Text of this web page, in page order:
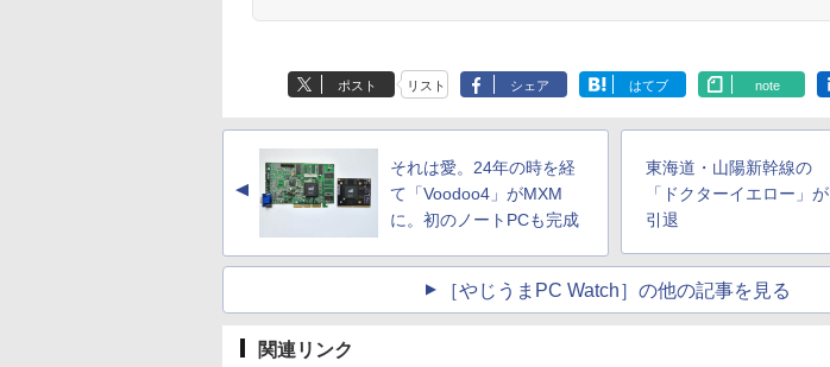
ポスト リスト シェア はてブ note
▲
それは愛。24年の時を経
て「Voodoo4」がMXM
に。初のノートPCも完成
東海道・山陽新幹線の
「ドクターイエロー」が
引退
［やじうまPC Watch］の他の記事を見る
関連リンク